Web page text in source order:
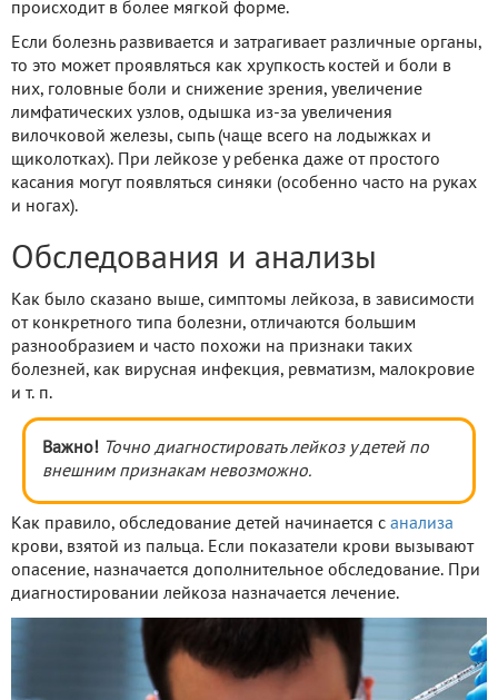
происходит в более мягкой форме.
Если болезнь развивается и затрагивает различные органы,
то это может проявляться как хрупкость костей и боли в
них, головные боли и снижение зрения, увеличение
лимфатических узлов, одышка из-за увеличения
вилочковой железы, сыпь (чаще всего на лодыжках и
щиколотках). При лейкозе у ребенка даже от простого
касания могут появляться синяки (особенно часто на руках
и ногах).
Обследования и анализы
Как было сказано выше, симптомы лейкоза, в зависимости
от конкретного типа болезни, отличаются большим
разнообразием и часто похожи на признаки таких
болезней, как вирусная инфекция, ревматизм, малокровие
и т. п.
Важно! Точно диагностировать лейкоз у детей по
внешним признакам невозможно.
Как правило, обследование детей начинается с анализа
крови, взятой из пальца. Если показатели крови вызывают
опасение, назначается дополнительное обследование. При
диагностировании лейкоза назначается лечение.